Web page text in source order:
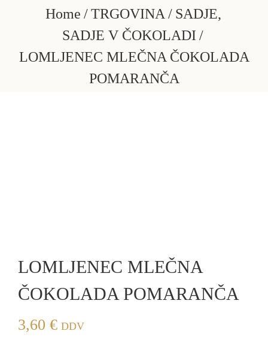
content
Home TRGOVINA
SADJE
SADJE V ČOKOLADI
LOMLJENEC MLEČNA ČOKOLADA
POMARANČA
LOMLJENEC MLEČNA
ČOKOLADA POMARANČA
3,60 € DDV